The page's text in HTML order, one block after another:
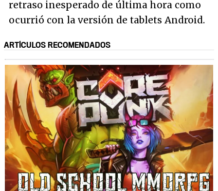
retraso inesperado de última hora como
ocurrió con la versión de tablets Android.
ARTÍCULOS RECOMENDADOS